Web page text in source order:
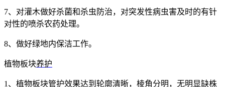
7、对灌木做好杀菌和杀虫防治，对突发性病虫害及时的有针
对性的喷杀农药处理。
8、做好绿地内保洁工作。
植物板块养护
1 、植物板块管护效果达到轮廓清晰，棱角分明，无明显缺株